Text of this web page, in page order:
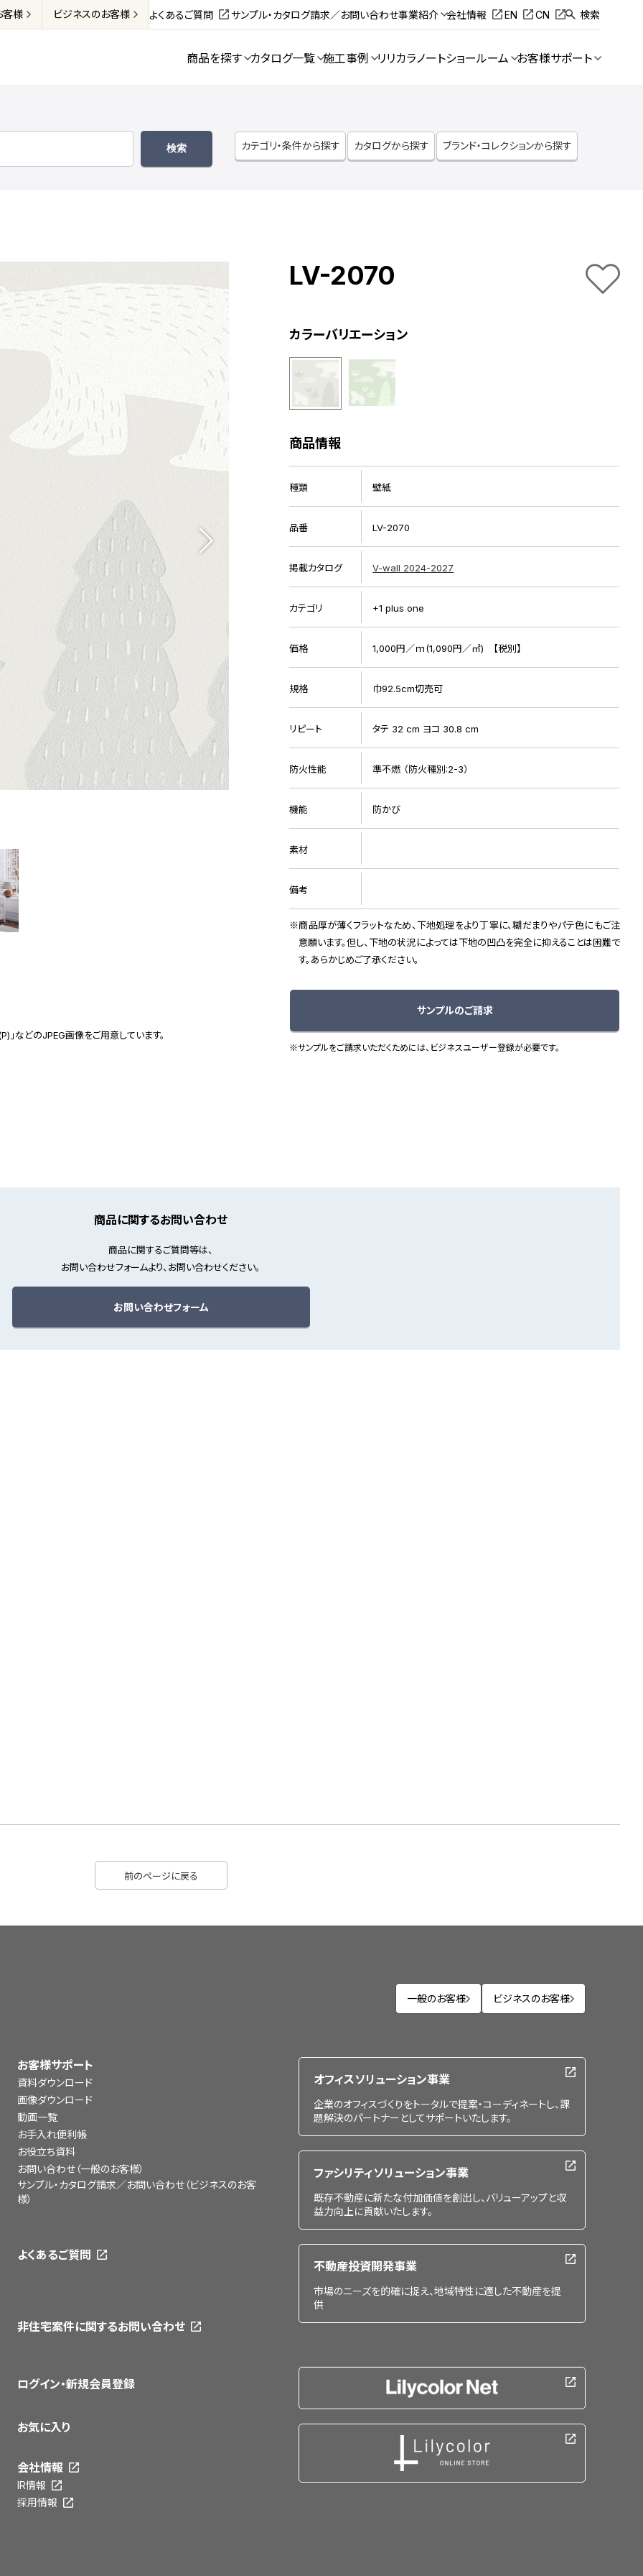
客様 ビジネスのお客様 よくあるご質問 サンプル・カタログ請求／お問い合わせ事業紹介 会社情報 EN CN 検索
商品を探す カタログ一覧 施工事例 リリカラノートショールーム お客様サポート
カテゴリ・条件から探す カタログから探す ブランド・コレクションから探す
リピート画像
」などのJPEG画像をご用意しています。
LV-2070
カラーバリエーション
商品情報
種類 壁紙
品番 LV-2070
掲載カタログ V-wall 2024-2027
カテゴリ +1 plus one
価格 1,000円／ｍ(1,090円／㎡) 【税別】
規格 巾92.5cm切売可
リピート タテ 32 cm ヨコ 30.8 cm
防火性能 準不燃 （防火種別:2-3）
機能 防かび
素材
備考
商品厚が薄くフラットなため、下地処理をより丁寧に、糊だまりやパテ色にもご注
意願います。但し、下地の状況によっては下地の凹凸を完全に抑えることは困難で
す。あらかじめご了承ください。
サンプルのご請求
※サンプルをご請求いただくためには、ビジネスユーザー登録が必要です。
商品に関するお問い合わせ
商品に関するご質問等は、
お問い合わせフォームより、お問い合わせください。
お問い合わせフォーム
前のページに戻る
一般のお客様 ビジネスのお客様
お客様サポート
資料ダウンロード
画像ダウンロード
動画一覧
お手入れ便利帳
お役立ち資料
お問い合わせ（一般のお客様）
サンプル・カタログ請求／お問い合わせ（ビジネスのお客
様）
よくあるご質問
非住宅案件に関するお問い合わせ
ログイン・新規会員登録
お気に入り
会社情報
IR情報
採用情報
オフィスソリューション事業
企業のオフィスづくりをトータルで提案・コーディネートし、課
題解決のパートナーとしてサポートいたします。
ファシリティソリューション事業
既存不動産に新たな付加価値を創出し、バリューアップと収
益力向上に貢献いたします。
不動産投資開発事業
市場のニーズを的確に捉え、地域特性に適した不動産を提
供